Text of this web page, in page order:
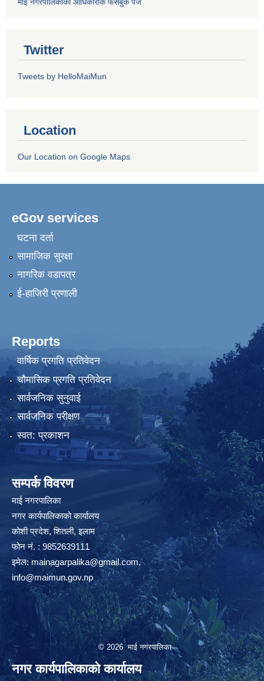
माई नगरपालिकाको आधिकारीक फेसबुक पेज
Twitter
Tweets by HelloMaiMun
Location
Our Location on Google Maps
eGov services
घटना दर्ता
सामाजिक सुरक्षा
नागरिक वडापत्र
ई-हाजिरी प्रणाली
Reports
वार्षिक प्रगति प्रतिवेदन
चौमासिक प्रगति प्रतिवेदन
सार्वजनिक सुनुवाई
सार्वजनिक परीक्षण
स्वत: प्रकाशन
सम्पर्क विवरण
माई नगरपालिका
नगर कार्यपालिकाको कार्यालय
कोशी प्रदेश, शितली, इलाम
फोन नं. : 9852639111
इमेल:mainagarpalika@gmail.com,
info@maimun.gov.np
© 2026 माई नगरपालिका
नगर कार्यपालिकाको कार्यालय